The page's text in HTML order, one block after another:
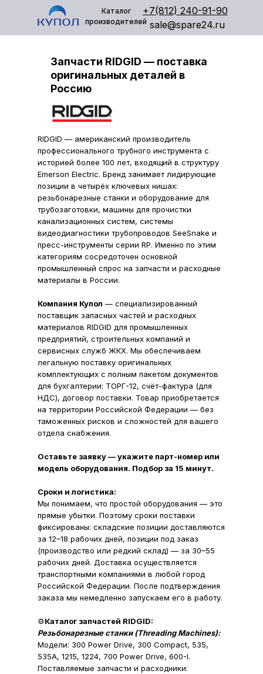
Каталог
производителей sale@spare24.ru
+7(812) 240-91-90
Запчасти RIDGID — поставка
оригинальных деталей в
Россию
RIDGID — американский производитель
профессионального трубного инструмента с
историей более 100 лет, входящий в структуру
Emerson Electric. Бренд занимает лидирующие
позиции в четырёх ключевых нишах:
резьбонарезные станки и оборудование для
трубозаготовки, машины для прочистки
канализационных систем, системы
видеодиагностики трубопроводов SeeSnake и
пресс-инструменты серии RP. Именно по этим
категориям сосредоточен основной
промышленный спрос на запчасти и расходные
материалы в России.
Компания Купол — специализированный
поставщик запасных частей и расходных
материалов RIDGID для промышленных
предприятий, строительных компаний и
сервисных служб ЖКХ. Мы обеспечиваем
легальную поставку оригинальных
комплектующих с полным пакетом документов
для бухгалтерии: ТОРГ-12, счёт-фактура (для
НДС), договор поставки. Товар приобретается
на территории Российской Федерации — без
таможенных рисков и сложностей для вашего
отдела снабжения.
Оставьте заявку — укажите парт-номер или
модель оборудования. Подбор за 15 минут.
Сроки и логистика:
Мы понимаем, что простой оборудования — это
прямые убытки. Поэтому сроки поставки
фиксированы: складские позиции доставляются
за 12–18 рабочих дней, позиции под заказ
(производство или редкий склад) — за 30–55
рабочих дней. Доставка осуществляется
транспортными компаниями в любой город
Российской Федерации. После подтверждения
заказа мы немедленно запускаем его в работу.
⚙️Каталог запчастей RIDGID:
Резьбонарезные станки (Threading Machines):
Модели: 300 Power Drive, 300 Compact, 535,
535A, 1215, 1224, 700 Power Drive, 600-I.
Поставляемые запчасти и расходники: